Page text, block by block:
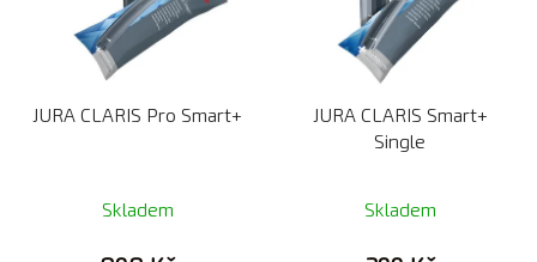
JURA CLARIS Pro Smart+
Skladem
JURA CLARIS Smart+
Single
Skladem